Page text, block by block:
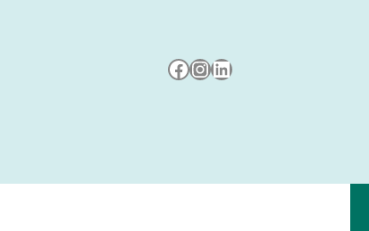
Besuche uns auf Facebook
Besuche uns auf Instagram
LinkedIn